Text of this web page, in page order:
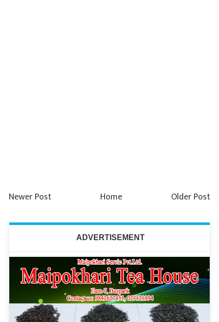
Newer Post Older Post
Home
ADVERTISEMENT